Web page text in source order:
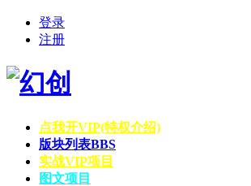
登录
注册
点我开VIP(特权介绍)
版块列表BBS
实战VIP项目
图文项目